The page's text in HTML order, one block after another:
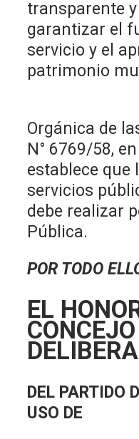
transparente
garantizar el
servicio y el
patrimonio
Que
Orgánica de
N° 6769/58,
establece que
servicios
debe realizar
Pública.
POR TODO
EL
CONCEJO
DEL PARTIDO
USO DE